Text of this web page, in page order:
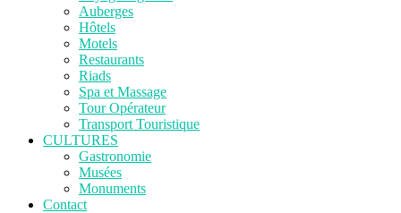
Auberges
Hôtels
Motels
Restaurants
Riads
Spa et Massage
Tour Opérateur
Transport Touristique
CULTURES
Gastronomie
Musées
Monuments
Contact